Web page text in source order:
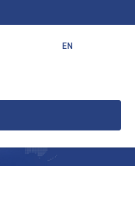
EN